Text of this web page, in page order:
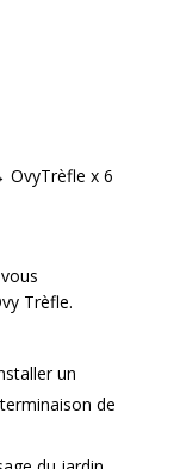
OvyTrèfle x 6
Trèfle.
un
de